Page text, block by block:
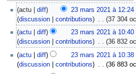
mars
2021
actu diff 23 mars 2021 à 12:24
discussion
contributions 37 304
A
u
c
u
n
actu diff 23 mars 2021 à 10:40
discussion
contributions 36 832
A
u
c
actu diff 23 mars 2021 à 10:38
discussion
contributions 36 883